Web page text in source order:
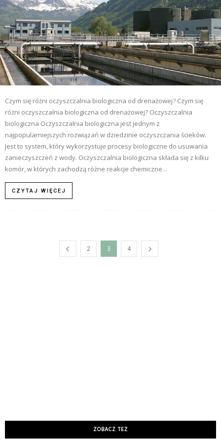
Czym się różni oczyszczalnia biologiczna od drenażowej? Czym się
różni oczyszczalnia biologiczna od drenażowej? Oczyszczalnia
biologiczna Oczyszczalnia biologiczna jest jednym z
najpopularniejszych rozwiązań w dziedzinie oczyszczania ścieków.
Jest to system, który wykorzystuje procesy biologiczne do usuwania
zanieczyszczeń z wody. Oczyszczalnia biologiczna składa się z kilku
komór, w których zachodzą różne reakcje chemiczne...
CZYTAJ WIĘCEJ
2 3 4
ZOBACZ TEŻ